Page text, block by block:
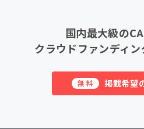
国内最大級の
クラウドファンディ
無料 掲載希望